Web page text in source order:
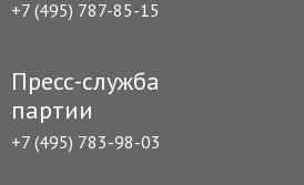
+7 (495) 787-85-15
Пресс-служба
партии
+7 (495) 783-98-03